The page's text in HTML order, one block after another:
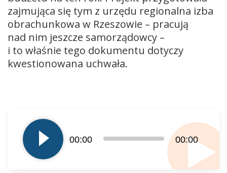
zajmująca się tym z urzędu regionalna izba
obrachunkowa w Rzeszowie – pracują
nad nim jeszcze samorządowcy –
i to właśnie tego dokumentu dotyczy
kwestionowana uchwała.
plików
dźwiękowych
00:00 00:00